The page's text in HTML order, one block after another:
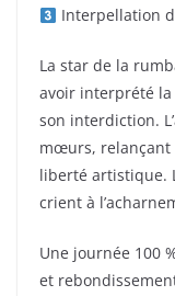
Interpellation
La star de la
avoir interprété la
son interdiction.
mœurs, relançant
liberté artistique.
crient à
Une journée 100
et